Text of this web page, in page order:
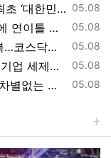
등록일
05.08
공모전’ 후원
등록일
05.08
마감
등록일
05.08
보합(종합)
등록일
05.08
택 등 논의
등록일
05.08
세 약속”